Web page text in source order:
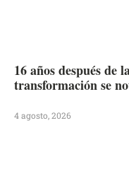
16 años después
transformación se
4 agosto, 2026